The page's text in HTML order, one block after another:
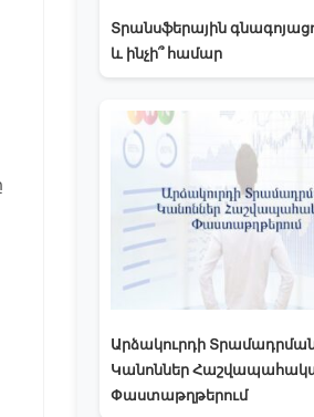
Տրանսֆերային
և ինչի՞ համար
Արձակուրդի
Կանոններ
Փաստաթղթերում